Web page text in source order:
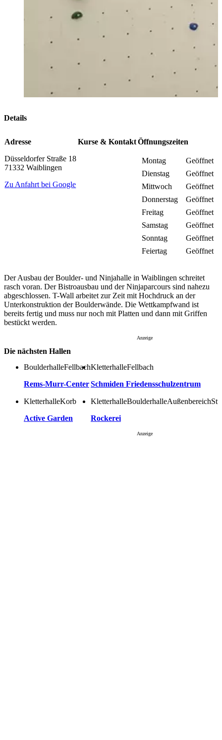
Details
Adresse
Düsseldorfer Straße 18
71332 Waiblingen
Zu Anfahrt bei Google
Kurse & KontaktÖffnungszeiten
Montag
Geöffnet
Dienstag
Geöffnet
Mittwoch
Geöffnet
Donnerstag
Geöffnet
Freitag
Geöffnet
Samstag
Geöffnet
Sonntag
Geöffnet
Feiertag
Geöffnet
Der Ausbau der Boulder- und Ninjahalle in Waiblingen schreitet
rasch voran. Der Bistroausbau und der Ninjaparcours sind nahezu
abgeschlossen. T-Wall arbeitet zur Zeit mit Hochdruck an der
Unterkonstruktion der Boulderwände. Die Wettkampfwand ist
bereits fertig und muss nur noch mit Platten und dann mit Griffen
bestückt werden.
Anzeige
Die nächsten Hallen
BoulderhalleFellbach
Rems-Murr-Center
KletterhalleFellbach
Schmiden Friedensschulzentrum
KletterhalleKorb
Active Garden
KletterhalleBoulderhalleAußenbereich
Rockerei
Anzeige